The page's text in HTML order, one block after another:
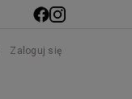
Zaloguj się